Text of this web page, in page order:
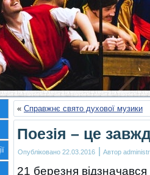
« Справжнє свято духової музики
Поезія – це
Опубліковано 22.03.2016 | Автор
21 березня відзначався